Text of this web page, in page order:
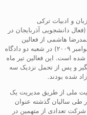
و ادبیات ترکی
دانشجویی آذربایجان در
هاشمی از فعالین
فرهنگی آذربایجانی روز پنجشنبه ۲۸ آبان ۸۸ (۱۹ نوامبر ۲۰۰۹) در شعبه دو دادگاه
شده است. این فعالین تیر ماه
و پس از تحمل نزدیک سه
شده بودند.
ملی از طریق مدیریت یک
طی سالیان گذشته عنوان
تعدادی از متهمین در